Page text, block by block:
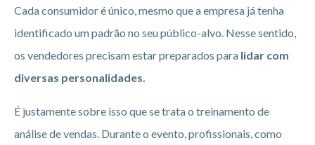
Cada consumidor é único, mesmo que a empresa já tenha
identificado um padrão no seu público-alvo. Nesse sentido,
os vendedores precisam estar preparados para lidar com
diversas personalidades.
É justamente sobre isso que se trata o treinamento de
análise de vendas. Durante o evento, profissionais, como